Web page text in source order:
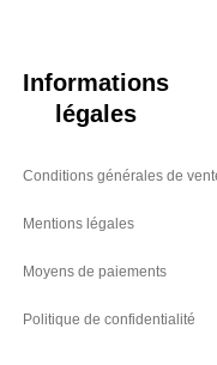
Informations
légales
Conditions générales de
Mentions légales
Moyens de paiements
Politique de confidentialité